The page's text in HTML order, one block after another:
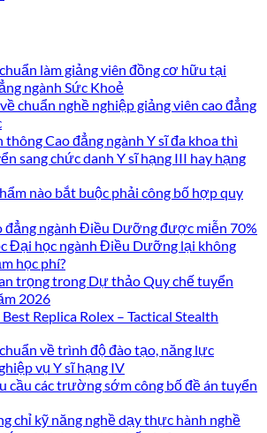
làm giảng viên đồng cơ hữu tại
ngành Sức Khoẻ
chuẩn nghề nghiệp giảng viên cao đẳng
Cao đẳng ngành Y sĩ đa khoa thì
sang chức danh Y sĩ hạng III hay hạng
nào bắt buộc phải công bố hợp quy
đẳng ngành Điều Dưỡng được miễn 70%
Đại học ngành Điều Dưỡng lại không
học phí?
trọng trong Dự thảo Quy chế tuyển
2026
Replica Rolex – Tactical Stealth
về trình độ đào tạo, năng lực
vụ Y sĩ hạng IV
cầu các trường sớm công bố đề án tuyển
chỉ kỹ năng nghề dạy thực hành nghề